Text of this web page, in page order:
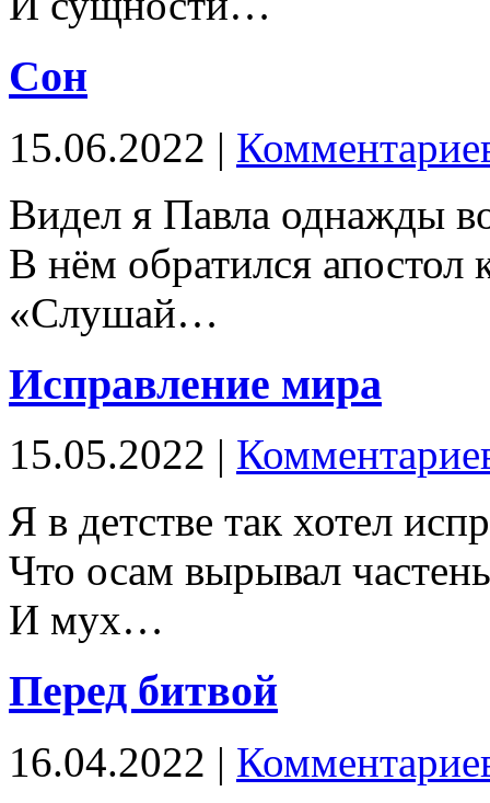
Сон
15.06.2022 |
Видел я Павла однажды
В нём обратился апостол
«Слушай…
Исправление мира
15.05.2022 |
Я в детстве так хотел
Что осам вырывал
И мух…
Перед битвой
16.04.2022 |